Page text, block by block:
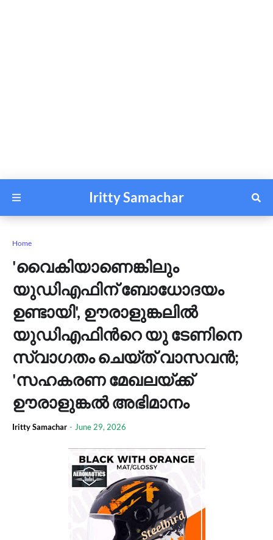
Iritty Samachar
Home
'വൈകിയാണെങ്കിലും
യുഡിഎഫിന് ബോധോദയം
ഉണ്ടായി', ഊരാളുങ്കലിൽ
യുഡിഎഫിന്‍റെ യു ടേണിനെ
സ്വാഗതം ചെയ്ത് വാസവൻ;
'സഹകരണ മേഖലയ്ക്ക്
ഊരാളുങ്കൽ അഭിമാനം
Iritty Samachar - June 29, 2026